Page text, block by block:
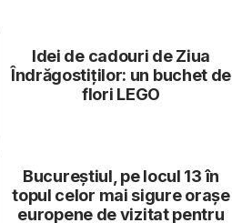
Idei de cadouri de Ziua
Îndrăgostiților: un buchet de
flori LEGO
Bucureștiul, pe locul 13 în
topul celor mai sigure orașe
europene de vizitat pentru